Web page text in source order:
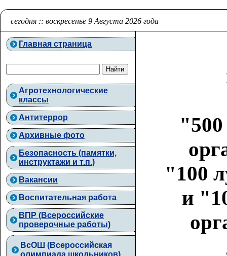
сегодня :: воскресенье 9 Августа 2026 года
Главная страница
Агротехнологические
классы
Антитеррор
Архивные фото
Безопасность (памятки,
инструктажи и т.п.)
Вакансии
Воспитательная работа
ВПР (Всероссийские
проверочные работы)
ВcОШ (Всероссийская
олимпиада школьников)
"100
и